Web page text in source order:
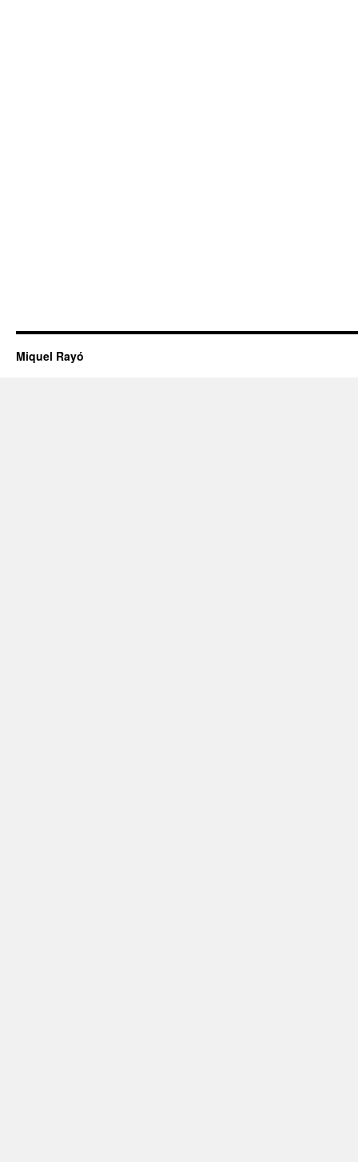
Miquel Rayó